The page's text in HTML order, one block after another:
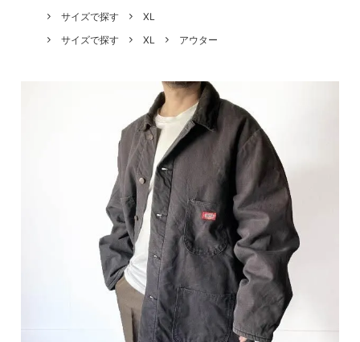
サイズで探す
XL
サイズで探す
XL アウター